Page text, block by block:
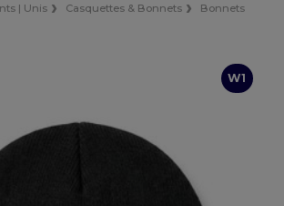
| Unis Casquettes & Bonnets
Bonnets
W1